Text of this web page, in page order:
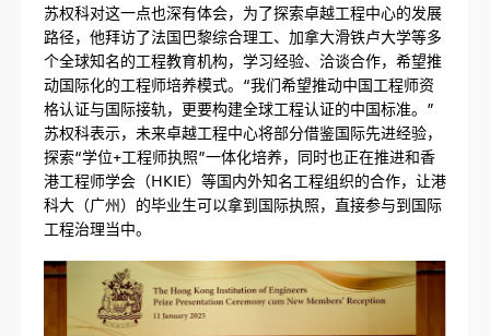
苏权科对这一点也深有体会，为了探索卓越工程中心的发展
路径，他拜访了法国巴黎综合理工、加拿大滑铁卢大学等多
个全球知名的工程教育机构，学习经验、洽谈合作，希望推
动国际化的工程师培养模式。“我们希望推动中国工程师资
格认证与国际接轨，更要构建全球工程认证的中国标准。”
苏权科表示，未来卓越工程中心将部分借鉴国际先进经验，
探索“学位+工程师执照”一体化培养，同时也正在推进和香
港工程师学会（HKIE）等国内外知名工程组织的合作，让港
科大（广州）的毕业生可以拿到国际执照，直接参与到国际
工程治理当中。